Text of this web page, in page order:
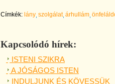
Címkék: lány szolgálat árhullám
Kapcsolódó hírek:
ISTENI SZIKRA
A JÓSÁGOS ISTEN
INDULJUNK ÉS KÖVESSÜK